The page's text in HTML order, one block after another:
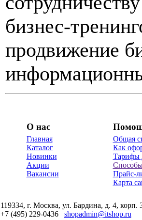
бизнес-
продвижение
О нас
Главная
Каталог
Новинки
Акции
Вакансии
Общая
Как
Тарифы
Прайс-
Карта
119334, г. Москва, ул. Бардина, д. 4, корп.
+7 (495) 229-0436 shopadmin@itshop.ru